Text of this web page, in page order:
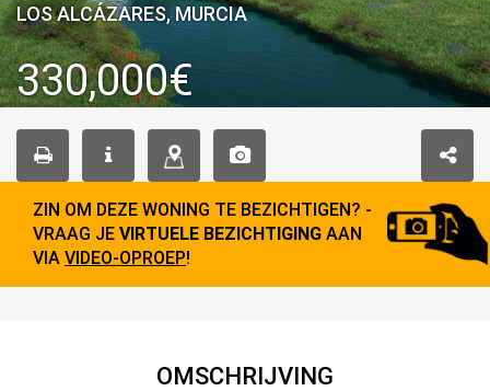
LOS ALCÁZARES, MURCIA
330,000€
ZIN OM DEZE WONING TE BEZICHTIGEN? -
VRAAG JE VIRTUELE BEZICHTIGING AAN
VIA VIDEO-OPROEP!
OMSCHRIJVING